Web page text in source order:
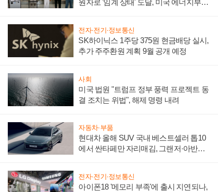
원자로 '임계 상태' 도달, 미국 에너지부
전자·전기·정보통신
SK하이닉스 1주당 375원 현금배당 실시,
추가 주주환원 계획 9월 공개 예정
사회
미국 법원 "트럼프 정부 풍력 프로젝트 동
결 조치는 위법", 해제 명령 내려
자동차·부품
현대차 올해 SUV 국내 베스트셀러 톱10
에서 싼타페만 자리매김, 그랜저·아반떼
전자·전기·정보통신
아이폰18 '메모리 부족'에 출시 지연되나,